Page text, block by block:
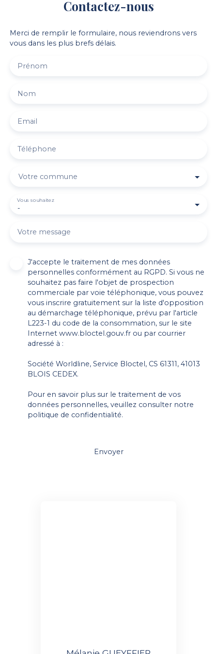
Contactez-nous
Merci de remplir le formulaire, nous reviendrons vers
vous dans les plus brefs délais.
Prénom
Nom
Email
Téléphone
Votre commune
-
Vous souhaitez
Votre message
J'accepte le traitement de mes données
personnelles conformément au RGPD. Si vous ne
souhaitez pas faire l'objet de prospection
commerciale par voie téléphonique, vous pouvez
vous inscrire gratuitement sur la liste d'opposition
au démarchage téléphonique, prévu par l'article
L223-1 du code de la consommation, sur le site
Internet www.bloctel.gouv.fr ou par courrier
adressé à :
Société Worldline, Service Bloctel, CS 61311, 41013
BLOIS CEDEX.
Pour en savoir plus sur le traitement de vos
données personnelles, veuillez consulter notre
politique de confidentialité.
Envoyer